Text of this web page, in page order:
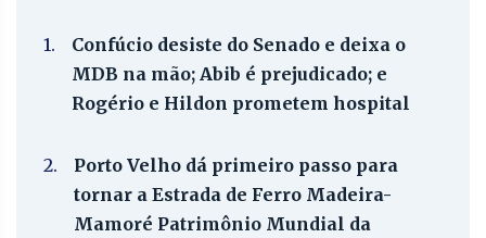
1.
Confúcio desiste do Senado e deixa o
MDB na mão; Abib é prejudicado; e
Rogério e Hildon prometem hospital
2.
Porto Velho dá primeiro passo para
tornar a Estrada de Ferro Madeira-
Mamoré Patrimônio Mundial da